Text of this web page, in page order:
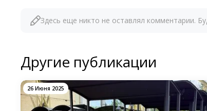
Здесь еще никто не оставлял комментарии.
Другие публикации
26 Июня 2025